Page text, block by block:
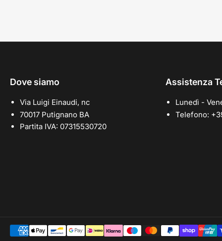
Dove siamo
Via Luigi Einaudi, nc
70017 Putignano BA
Partita IVA: 07315530720
Assistenza
Lunedì -
Telefono:
Modalità